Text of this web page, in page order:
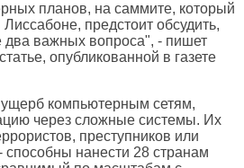
планов, на саммите, который
предстоит обсудить,
важных вопроса", - пишет
опубликованной в газете
компьютерным сетям,
через сложные системы. Их
преступников или
способны нанести 28 странам